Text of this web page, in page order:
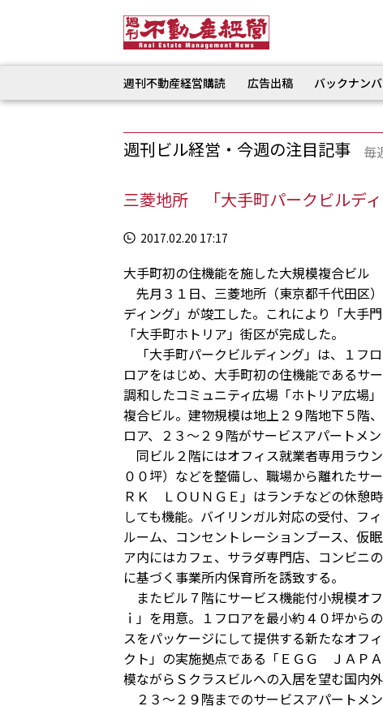
週刊不動産経営購読 広告出稿 バックナン
週刊ビル経営・今週の注目記事 毎
三菱地所 「大手町パークビルデ
2017.02.20 17:17
大手町初の住機能を施した大規模複合ビル
先月３１日、三菱地所（東京都千代田区
ディング」が竣工した。これにより「大手
「大手町ホトリア」街区が完成した。
「大手町パークビルディング」は、１フ
ロアをはじめ、大手町初の住機能であるサ
調和したコミュニティ広場「ホトリア広場
複合ビル。建物規模は地上２９階地下５階
ロア、２３～２９階がサービスアパートメン
同ビル２階にはオフィス就業者専用ラウ
００坪）などを整備し、職場から離れたサ
ＲＫ ＬＯＵＮＧＥ」はランチなどの休憩
しても機能。バイリンガル対応の受付、フ
ルーム、コンセントレーションブース、仮
ア内にはカフェ、サラダ専門店、コンビニ
に基づく事業所内保育所を誘致する。
またビル７階にサービス機能付小規模
ｉ」を用意。１フロアを最小約４０坪から
スをパッケージにして提供する新たなオフ
クト」の実施拠点である「ＥＧＧ ＪＡＰ
模ながらＳクラスビルへの入居を望む国内
２３～２９階までのサービスアパートメ